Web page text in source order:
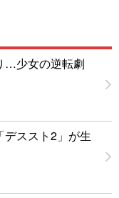
…少女の逆転劇
ススト2」が生